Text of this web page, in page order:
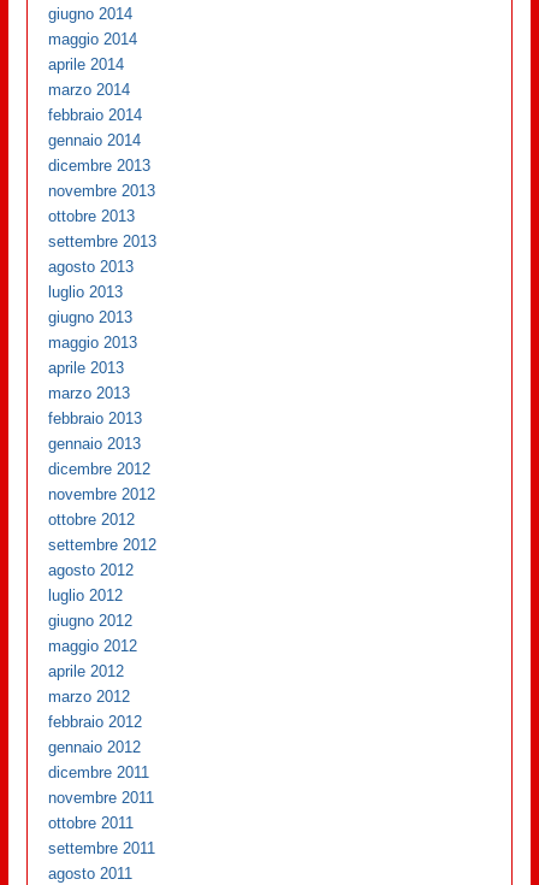
giugno 2014
maggio 2014
aprile 2014
marzo 2014
febbraio 2014
gennaio 2014
dicembre 2013
novembre 2013
ottobre 2013
settembre 2013
agosto 2013
luglio 2013
giugno 2013
maggio 2013
aprile 2013
marzo 2013
febbraio 2013
gennaio 2013
dicembre 2012
novembre 2012
ottobre 2012
settembre 2012
agosto 2012
luglio 2012
giugno 2012
maggio 2012
aprile 2012
marzo 2012
febbraio 2012
gennaio 2012
dicembre 2011
novembre 2011
ottobre 2011
settembre 2011
agosto 2011